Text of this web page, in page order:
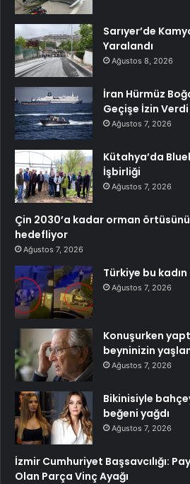
Sarıyer’de
Yaralandı
Ağustos 8, 2026
İran Hürmüz
Geçişe İzin Verdi
Ağustos 7, 2026
Kütahya’da
İşbirliği
Ağustos 7, 2026
Çin 2030’a kadar orman örtüsünü
hedefliyor
Ağustos 7, 2026
Türkiye bu
Ağustos 7, 2026
Konuşurken
beyninizin
Ağustos 7, 2026
Bikinisiyle
beğeni yağdı
Ağustos 7, 2026
İzmir Cumhuriyet Başsavcılığı:
Olan Parça Vinç Ayağı